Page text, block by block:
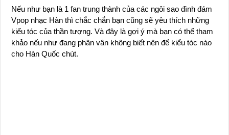
Nếu như bạn là 1 fan trung thành của các ngôi sao đình đám
Vpop nhạc Hàn thì chắc chắn bạn cũng sẽ yêu thích những
kiểu tóc của thần tượng. Và đây là gợi ý mà bạn có thể tham
khảo nếu như đang phân vân không biết nên để kiểu tóc nào
cho Hàn Quốc chút.